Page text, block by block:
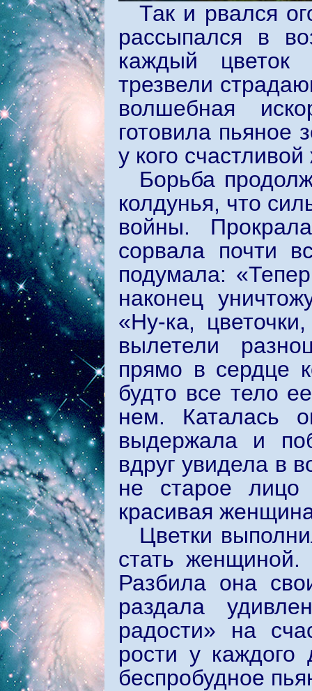
Так и рвался
рассыпался в
каждый
трезвели
волшебная
готовила пьяное
у кого
Борьба
колдунья, что
войны.
сорвала почти
подумала:
наконец
«Ну-ка,
вылетели
прямо в сердце
будто все тело
нем. Каталась
выдержала и
вдруг увидела в
не старое
красивая
Цветки
стать
Разбила она
раздала
радости» на
рости у
беспробудное